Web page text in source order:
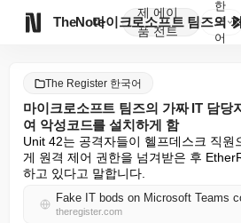
TheNote
제
품
에이
전트
한
국
어
The Register 한국어
마이크로소프트 팀즈의 가짜 IT 담당
여 악성코드를 설치하게 함
Unit 42는 공격자들이 헬프데스크 직원
게 원격 제어 권한을 넘겨받은 후
하고 있다고 말합니다.
theregister.com